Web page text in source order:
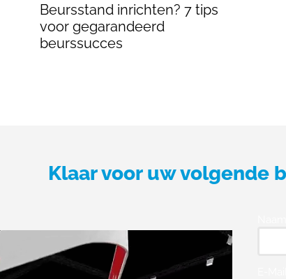
Beursstand inrichten? 7 tips
voor gegarandeerd
beurssucces
Klaar voor uw volgende